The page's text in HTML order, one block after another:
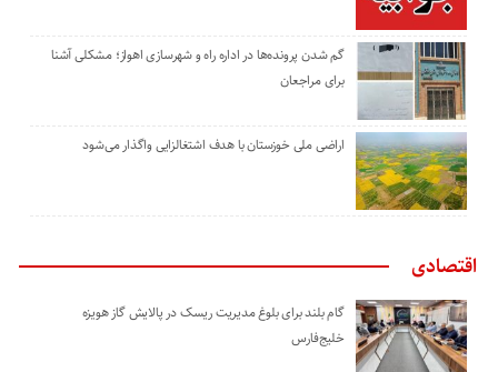
گم شدن پرونده‌ها در اداره راه و شهرسازی اهواز؛ مشکلی آشنا
برای مراجعان
اراضی ملی خوزستان با هدف اشتغالزایی واگذار می‌شود
اقتصادی
گام بلند برای بلوغ مدیریت ریسک در پالایش گاز هویزه
خلیج‌فارس